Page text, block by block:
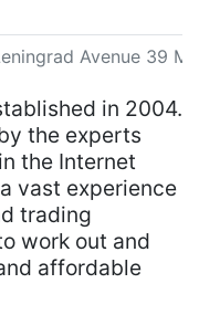
Avenue 39
in 2004.
the experts
the Internet
vast experience
trading
work out and
affordable